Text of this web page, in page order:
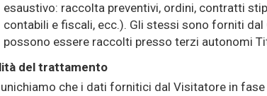
esaustivo: raccolta preventivi, ordini, contratti
contabili e fiscali, ecc.). Gli stessi sono forniti
possono essere raccolti presso terzi autonomi
del trattamento
che i dati fornitici dal Visitatore in